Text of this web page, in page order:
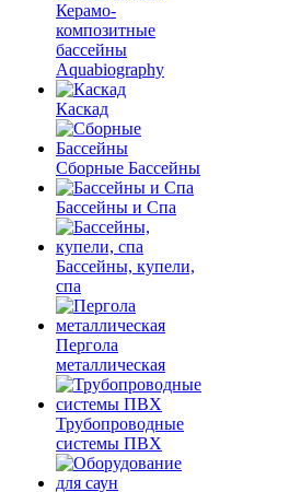
Керамо-
композитные
бассейны
Aquabiography
Каскад
Сборные Бассейны
Бассейны и Спа
Бассейны, купели,
спа
Пергола
металлическая
Трубопроводные
системы ПВХ